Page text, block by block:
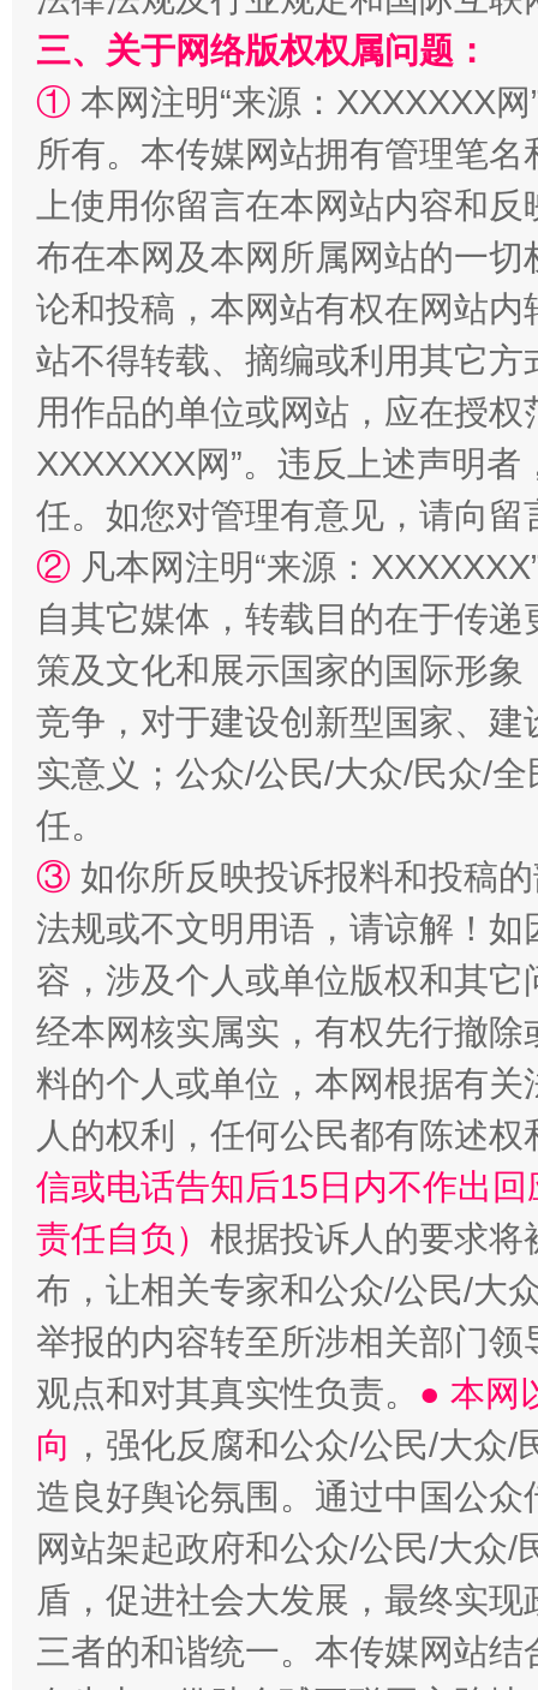
“蜀中异人”王建安的艺术幻境
三、关于网络版权权属问题：
① 本网注明“来源：XXXXXXX
所有。本传媒网站拥有管理笔
上使用你留言在本网站内容和
布在本网及本网所属网站的一
论和投稿，本网站有权在网站
站不得转载、摘编或利用其它
用作品的单位或网站，应在授
XXXXXXX网”。违反上述声明
任。如您对管理有意见，请向
② 凡本网注明“来源：
自其它媒体，转载目的在于传
策及文化和展示国家的国际形
竞争，对于建设创新型国家、
实意义；公众/公民/大众/民众/
任。
③ 如你所反映投诉报料和投稿
法规或不文明用语，请谅解！
容，涉及个人或单位版权和其它
经本网核实属实，有权先行撤
料的个人或单位，本网根据有
人的权利，任何公民都有陈述
信或电话告知后15日内不作出
责任自负） 根据投诉人的要求将
布，让相关专家和公众/公民/大
举报的内容转至所涉相关部门
观点和对其真实性负责。 ● 本网
向 ，强化反腐和公众/公民/大众
造良好舆论氛围。通过中国公
网站架起政府和公众/公民/大众
盾，促进社会大发展，最终实
三者的和谐统一。本传媒网站